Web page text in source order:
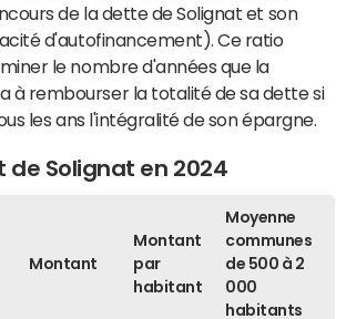
de la dette de Solignat et son
d'autofinancement). Ce ratio
le nombre d'années que la
à rembourser la totalité de sa dette si
les ans l'intégralité de son épargne.
de Solignat en 2024
Montant
Montant
par
habitant
Moyenne
communes
de 500 à 2
000
habitants